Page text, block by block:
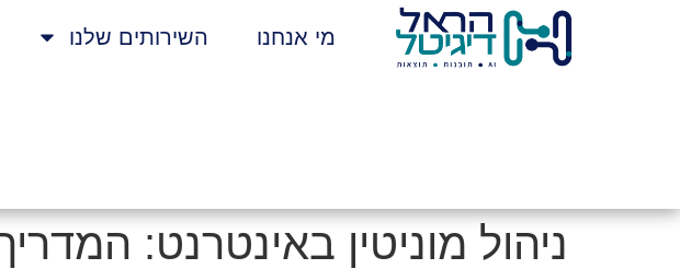
מי אנחנו השירותים שלנו
ניהול מוניטין באינטרנט: